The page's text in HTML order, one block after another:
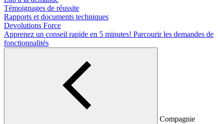
Témoignages de réussite
Rapports et documents techniques
Devolutions Force
Apprenez un conseil rapide en 5 minutes! Parcourir les demandes de
fonctionnalités
Compagnie